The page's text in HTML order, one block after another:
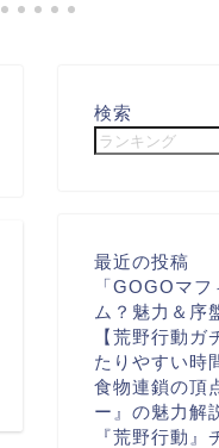
検索
最近の投稿
「GOGOマ
ム？魅力＆序
【荒野行動
たりやすい時
食物連鎖の頂
ー』の魅力解
『荒野行動